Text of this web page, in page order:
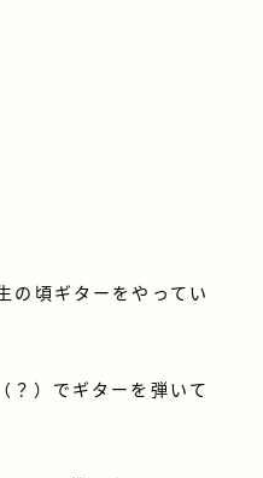
の頃ギターをやってい
？）でギターを弾いて